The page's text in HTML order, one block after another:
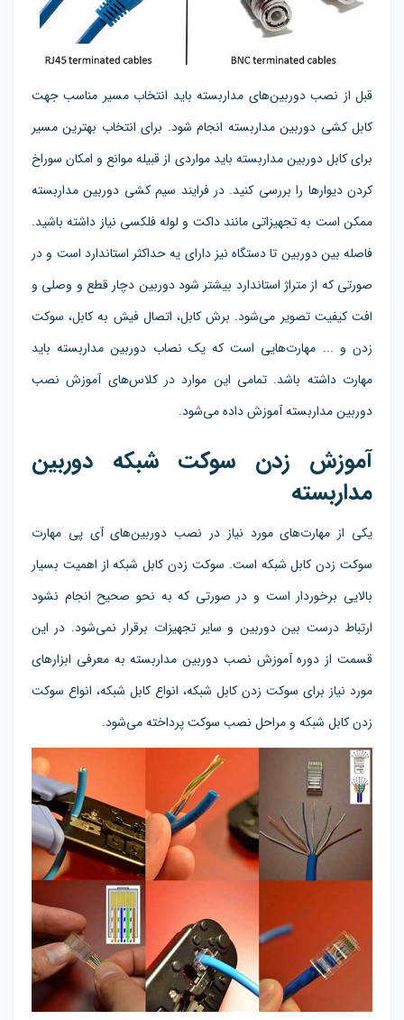
قبل از نصب دوربین‌های مداربسته باید انتخاب مسیر مناسب جهت
کابل کشی دوربین مداربسته انجام شود. برای انتخاب بهترین مسیر
برای کابل دوربین مداربسته باید مواردی از قبیله موانع و امکان سوراخ
کردن دیوارها را بررسی کنید. در فرایند سیم کشی دوربین مداربسته
ممکن است به تجهیزاتی مانند داکت و لوله فلکسی نیاز داشته باشید.
فاصله بین دوربین تا دستگاه نیز دارای یه حداکثر استاندارد است و در
صورتی که از متراژ استاندارد بیشتر شود دوربین دچار قطع و وصلی و
افت کیفیت تصویر می‌شود. برش کابل، اتصال فیش به کابل، سوکت
زدن و ... مهارت‌هایی است که یک نصاب دوربین مداربسته باید
مهارت داشته باشد. تمامی این موارد در کلاس‌های آموزش نصب
دوربین مداربسته آموزش داده می‌شود.
آموزش زدن سوکت شبکه دوربین
مداربسته
یکی از مهارت‌های مورد نیاز در نصب دوربین‌های آی پی مهارت
سوکت زدن کابل شبکه است. سوکت زدن کابل شبکه از اهمیت بسیار
بالایی برخوردار است و در صورتی که به نحو صحیح انجام نشود
ارتباط درست بین دوربین و سایر تجهیزات برقرار نمی‌شود. در این
قسمت از دوره آموزش نصب دوربین مداربسته به معرفی ابزارهای
مورد نیاز برای سوکت زدن کابل شبکه، انواع کابل شبکه، انواع سوکت
زدن کابل شبکه و مراحل نصب سوکت پرداخته می‌شود.